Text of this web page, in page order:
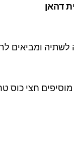
דהאן
לשתיה ומביאים
חצי כוס